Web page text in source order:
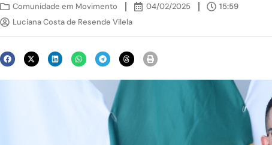
Comunidade em Movimento 04/02/2025
15:59
Luciana Costa de Resende Vilela